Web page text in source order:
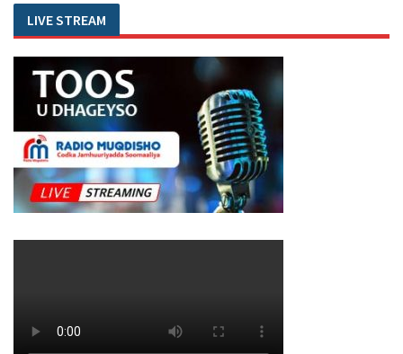
LIVE STREAM